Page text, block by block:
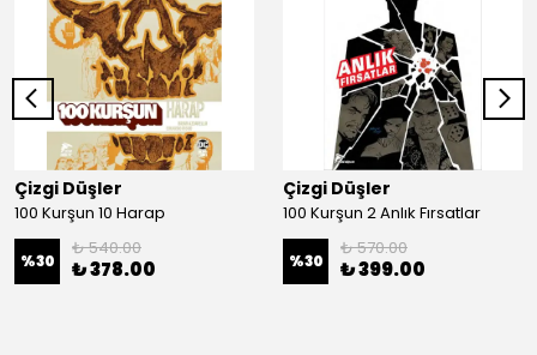
Çizgi Düşler
100 Kurşun 10 Harap
%30
₺ 540.00
₺ 378.00
Çizgi Düşler
100 Kurşun 2 Anlık Fırsatlar
%30
₺ 570.00
₺ 399.00